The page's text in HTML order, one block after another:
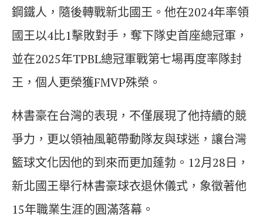
鋼鐵人，隨後轉戰新北國王。他在2024年率領
國王以4比1擊敗對手，奪下隊史首座總冠軍，
並在2025年TPBL總冠軍戰第七場再度率隊封
王，個人更榮獲FMVP殊榮。
林書豪在台灣的表現，不僅展現了他持續的競
爭力，更以領袖風範帶動隊友與球迷，讓台灣
籃球文化因他的到來而更加蓬勃。12月28日，
新北國王舉行林書豪球衣退休儀式，象徵著他
15年職業生涯的圓滿落幕。